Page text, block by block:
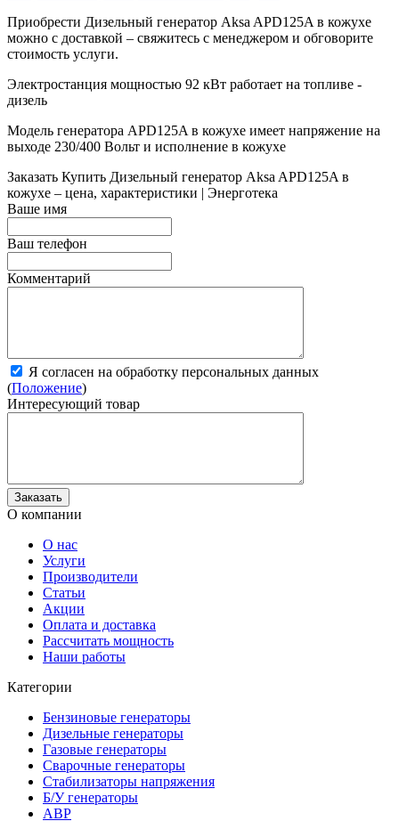
Приобрести Дизельный генератор Aksa APD125A в кожухе
можно с доставкой – свяжитесь с менеджером и обговорите
стоимость услуги.
Электростанция мощностью 92 кВт работает на топливе -
дизель
Модель генератора APD125A в кожухе имеет напряжение на
выходе 230/400 Вольт и исполнение в кожухе
Заказать Купить Дизельный генератор Aksa APD125A в
кожухе – цена, характеристики | Энерготека
Ваше имя
Ваш телефон
Комментарий
Я согласен на обработку персональных данных
(Положение)
Интересующий товар
О компании
О нас
Услуги
Производители
Статьи
Акции
Оплата и доставка
Рассчитать мощность
Наши работы
Категории
Бензиновые генераторы
Дизельные генераторы
Газовые генераторы
Сварочные генераторы
Стабилизаторы напряжения
Б/У генераторы
АВР